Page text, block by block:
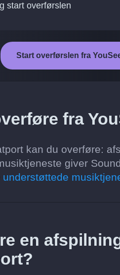
start overførslen
Start overførslen fra
fra
kan du overføre:
giver
en